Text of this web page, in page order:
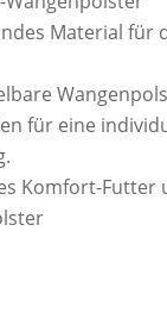
Material für
für eine
Komfort-Futter